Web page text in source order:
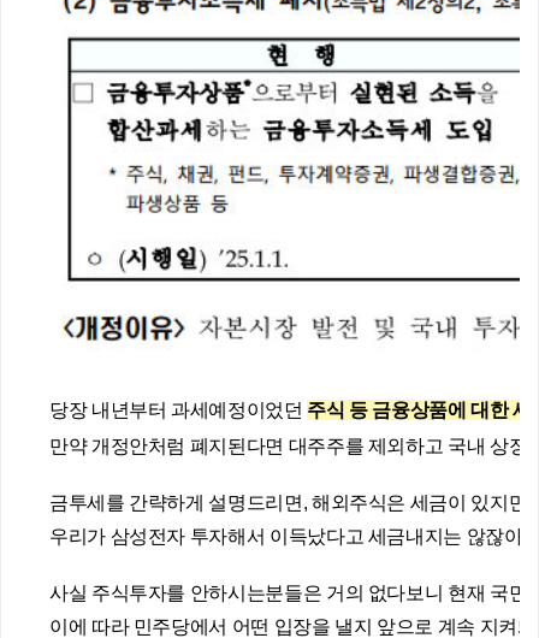
당장 내년부터 과세예정이었던 주식 등 금융상품에 대한
만약 개정안처럼 폐지된다면 대주주를 제외하고 국내 상
금투세를 간략하게 설명드리면, 해외주식은 세금이 있지
우리가 삼성전자 투자해서 이득났다고 세금내지는 않잖아
사실 주식투자를 안하시는분들은 거의 없다보니 현재 국민
이에 따라 민주당에서 어떤 입장을 낼지 앞으로 계속 지켜